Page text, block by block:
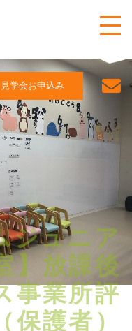
学会お申込み
ジュニア
】放課後
事業所評
護者）